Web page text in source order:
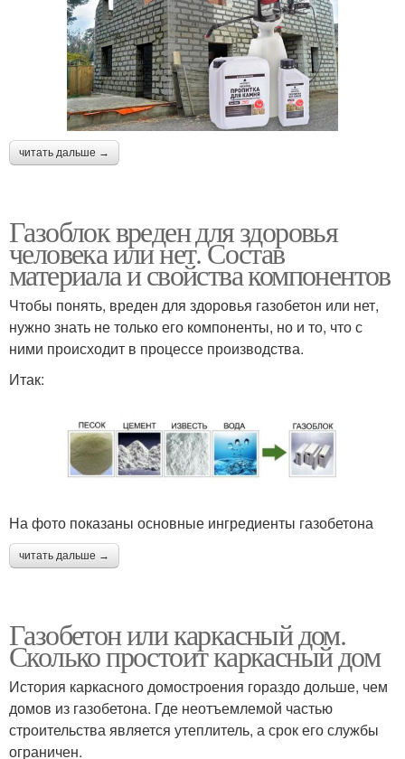
читать дальше →
Газоблок вреден для здоровья
человека или нет. Состав
материала и свойства компонентов
Чтобы понять, вреден для здоровья газобетон или нет,
нужно знать не только его компоненты, но и то, что с
ними происходит в процессе производства.
Итак:
На фото показаны основные ингредиенты газобетона
читать дальше →
Газобетон или каркасный дом.
Сколько простоит каркасный дом
История каркасного домостроения гораздо дольше, чем
домов из газобетона. Где неотъемлемой частью
строительства является утеплитель, а срок его службы
ограничен.